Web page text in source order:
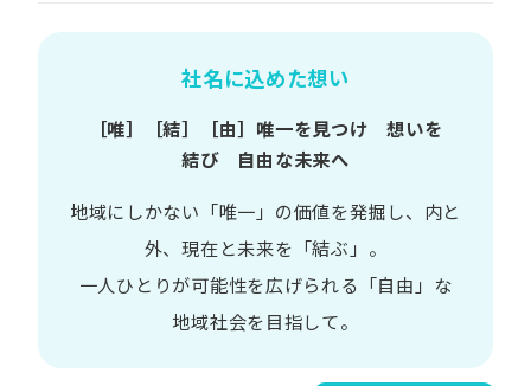
社名に込めた想い
［唯］​［結］​［由］ 唯一を​見つけ 想いを​
結び 自由な​未来へ
地域に​しかない​「唯一」の​価値を​発掘し、 内と​
外、​現在と​未来を​「結ぶ」。
一人​ひとりが​可能性を​広げられる 「自由」な​
地域社会を​目指して。​